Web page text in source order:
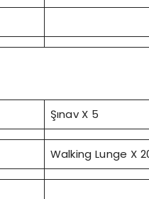
Şınav X 5
Walking Lunge X